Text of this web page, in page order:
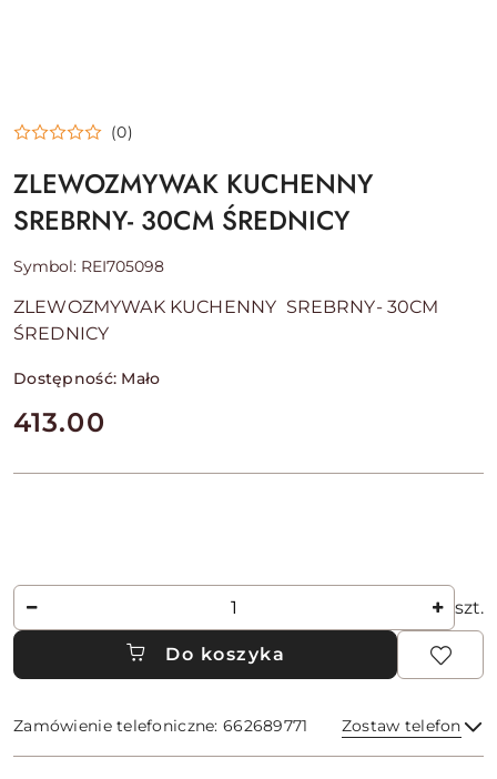
(0)
ZLEWOZMYWAK KUCHENNY
SREBRNY- 30CM ŚREDNICY
Symbol: REI705098
ZLEWOZMYWAK KUCHENNY SREBRNY- 30CM
ŚREDNICY
Dostępność: Mało
cena:
413.00
Ilość szt.
Do koszyka
Zamówienie telefoniczne: 662689771 Zostaw telefon